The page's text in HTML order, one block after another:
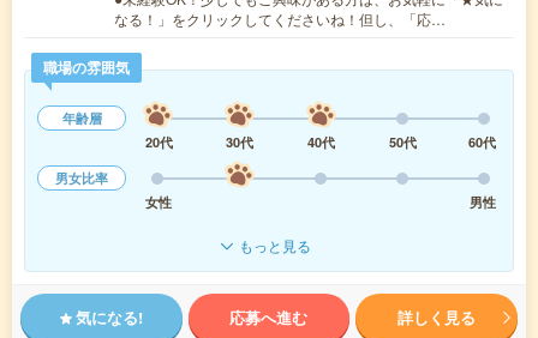
なる！」をクリックしてくださいね！但し、「応…
職場の雰囲気
年齢層
20代
30代 40代 50代
60代
男女比率
女性
男性
もっと見る
気になる! 応募へ進む 詳しく見る